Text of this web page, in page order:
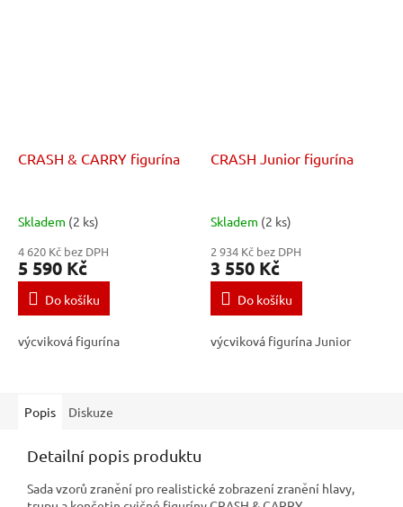
CRASH & CARRY figurína
Skladem (2 ks)
4 620 Kč bez DPH
5 590 Kč
Do košíku
výcviková figurína
CRASH Junior figurína
Skladem (2 ks)
2 934 Kč bez DPH
3 550 Kč
Do košíku
výcviková figurína Junior
Popis Diskuze
Detailní popis produktu
Sada vzorů zranění pro realistické zobrazení zranění hlavy,